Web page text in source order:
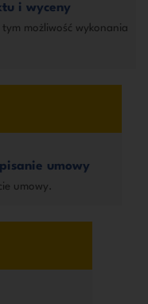
i wyceny
możliwość wykonania
umowy
umowy.